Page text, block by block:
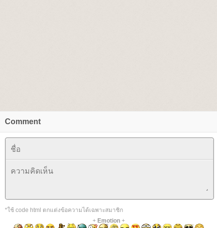
Comment
*ใช้ code html ตกแต่งข้อความได้เฉพาะสมาชิก
+ Emotion+